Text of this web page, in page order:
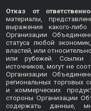
Отказ от
материалы,
выражения какого-
Организации
статуса любой
властей, или
или рубежей. Ссылки
источников, могут не
Организации
региональных торговых
и коммерческих
стороны Организации
содержать данные,